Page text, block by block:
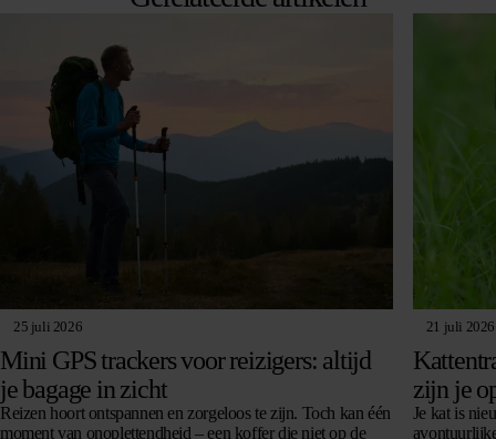
25 juli 2026
Mini GPS trackers voor reizigers: altijd
je bagage in zicht
Reizen hoort ontspannen en zorgeloos te zijn. Toch kan één
moment van onoplettendheid – een koffer die niet op de
21 juli 2026
zijn je
Je kat is